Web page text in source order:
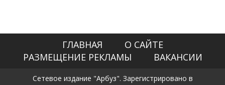
ГЛАВНАЯ
О САЙТЕ
РАЗМЕЩЕНИЕ РЕКЛАМЫ
ВАКАНСИИ
Сетевое издание "Арбуз". Зарегистрировано в